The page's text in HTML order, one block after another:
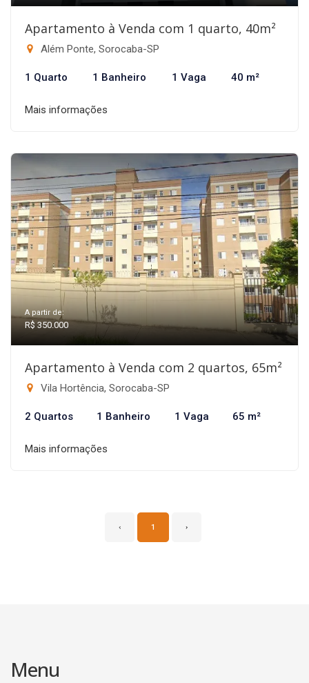
Apartamento à Venda com 1 quarto, 40m²
Além Ponte, Sorocaba-SP
1 Quarto 1 Banheiro 1 Vaga 40 m²
Mais informações
A partir de:
R$ 350.000
Apartamento à Venda com 2 quartos, 65m²
Vila Hortência, Sorocaba-SP
2 Quartos 1 Banheiro 1 Vaga 65 m²
Mais informações
‹ 1 ›
Menu